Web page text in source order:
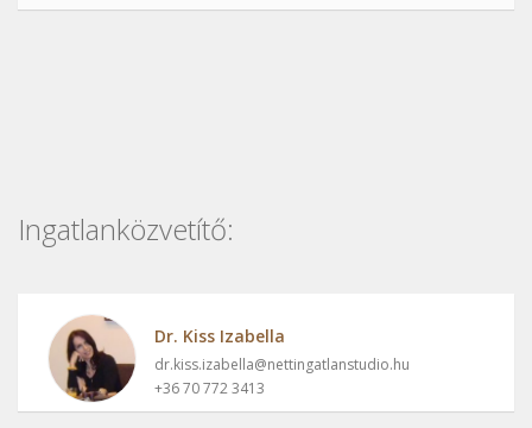
Ingatlanközvetítő:
Dr. Kiss Izabella
dr.kiss.izabella@nettingatlanstudio.hu
+36 70 772 3413